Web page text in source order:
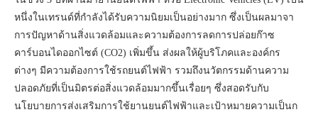
หนึ่งในเทรนด์ที่กำลังได้รับความนิยมเป็นอย่างมาก ซึ่งเป็นผลมาจา
การปัญหาด้านสิ่งแวดล้อมและความต้องการลดการปล่อยก๊าซ
คาร์บอนไดออกไซต์ (CO2) เพิ่มขึ้น ส่งผลให้ผู้บริโภคและองค์กร
ต่างๆ มีความต้องการใช้รถยนต์ไฟฟ้า รวมถึงนวัตกรรมด้านความ
ปลอดภัยที่เป็นมิตรต่อสิ่งแวดล้อมมากขึ้นเรื่อยๆ ซึ่งสอดรับกับ
นโยบายการส่งเสริมการใช้ยานยนต์ไฟฟ้าและเป้าหมายความเป็นก